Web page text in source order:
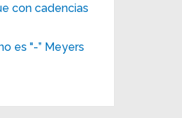
con cadencias
es "-” Meyers